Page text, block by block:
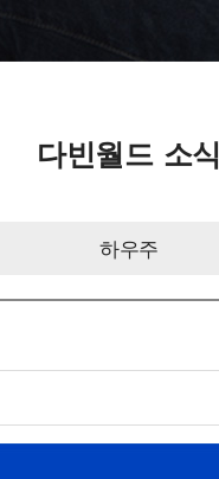
다빈월드 소식
하우주